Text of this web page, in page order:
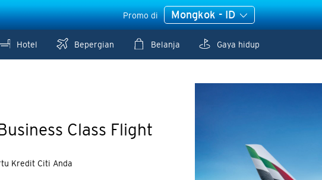
Promo di Mongkok - ID
Hotel Bepergian Belanja Gaya hidup
Class Flight
Kredit Citi Anda